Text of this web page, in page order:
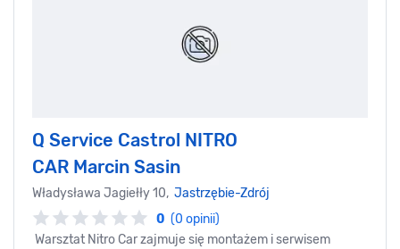
Q Service Castrol NITRO
CAR Marcin Sasin
Władysława Jagiełły 10, Jastrzębie-Zdrój
0 (0 opinii)
Warsztat Nitro Car zajmuje się montażem i serwisem